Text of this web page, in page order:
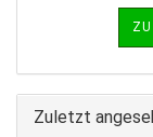
Zuletzt